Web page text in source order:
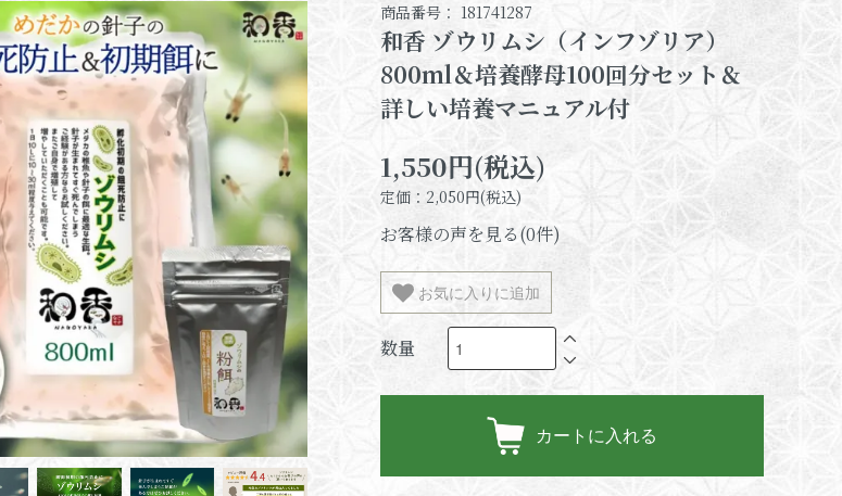
商品番号： 181741287
和香 ゾウリムシ（インフゾリア）
800ml＆培養酵母100回分セット＆
詳しい培養マニュアル付
1,550円(税込)
定価：2,050円(税込)
お客様の声を見る(0件)
お気に入りに追加
数量
カートに入れる